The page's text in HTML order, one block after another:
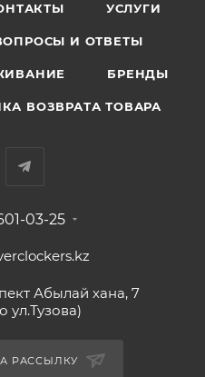
УСЛУГИ
И ОТВЕТЫ
БРЕНДЫ
ВОЗВРАТА ТОВАРА
03-25
Абылай хана, 7
ул.Тузова)
РАССЫЛКУ